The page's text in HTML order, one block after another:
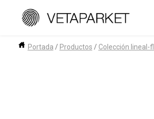
contenido
Portada / Productos / Colección lineal-